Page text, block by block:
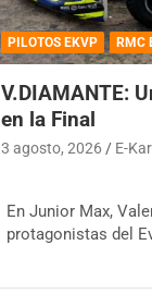
PILOTOS EKVP RMC
V.DIAMANTE:
en la Final
3 agosto, 2026 E-
En Junior Max,
protagonistas del